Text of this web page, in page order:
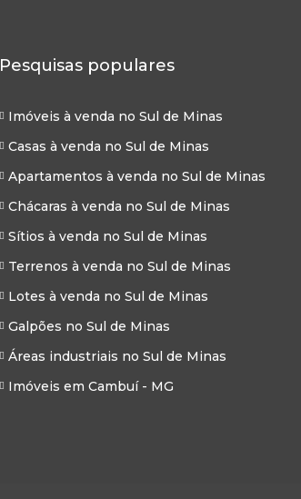
Pesquisas populares
Imóveis à venda no Sul de Minas
Casas à venda no Sul de Minas
Apartamentos à venda no Sul de Minas
Chácaras à venda no Sul de Minas
Sítios à venda no Sul de Minas
Terrenos à venda no Sul de Minas
Lotes à venda no Sul de Minas
Galpões no Sul de Minas
Áreas industriais no Sul de Minas
Imóveis em Cambuí - MG